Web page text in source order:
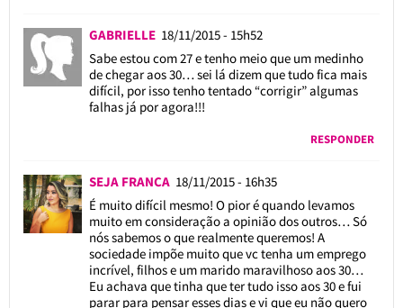
GABRIELLE 18/11/2015 - 15h52
Sabe estou com 27 e tenho meio que um medinho
de chegar aos 30… sei lá dizem que tudo fica mais
difícil, por isso tenho tentado “corrigir” algumas
falhas já por agora!!!
RESPONDER
SEJA FRANCA 18/11/2015 - 16h35
É muito difícil mesmo! O pior é quando levamos
muito em consideração a opinião dos outros… Só
nós sabemos o que realmente queremos! A
sociedade impõe muito que vc tenha um emprego
incrível, filhos e um marido maravilhoso aos 30…
Eu achava que tinha que ter tudo isso aos 30 e fui
parar para pensar esses dias e vi que eu não quero